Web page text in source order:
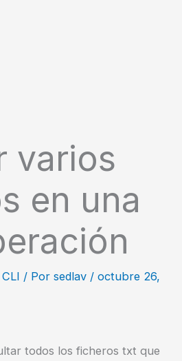
varios
en una
CLI / Por sedlav / octubre 26,
todos los ficheros txt que